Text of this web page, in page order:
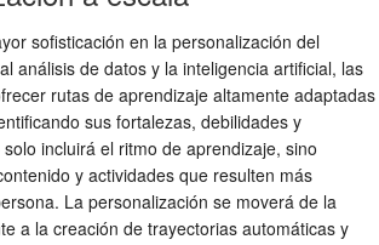
sofisticación en la personalización del
análisis de datos y la inteligencia artificial, las
rutas de aprendizaje altamente adaptadas
sus fortalezas, debilidades y
incluirá el ritmo de aprendizaje, sino
y actividades que resulten más
La personalización se moverá de la
a la creación de trayectorias automáticas y